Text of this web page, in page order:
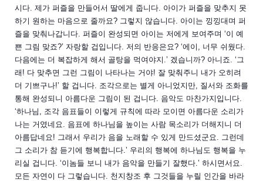
시다. 제가 퍼즐을 만들어서 딸에게 줍니다. 아이가 퍼즐을 맞추지 못
하기 원하는 마음으로 줄까요? 그렇지 않습니다. 아이는 낑낑대며 퍼
즐을 맞춰나갑니다. 퍼즐이 완성되면 아이는 저에게 보여주며 ‘이 예
쁜 그림 맞죠?’ 자랑할 겁입니다. 저의 반응은요? ‘에이, 너무 쉬웠다.
다음에는 더 복잡하게 해서 골탕을 먹여야지.’ 겠습니까? 아니죠. ‘그
래! 다 맞추면 그런 그림이 나타나는 거야! 잘 맞춰주니 내가 오히려
더 기쁘구나!’ 할 겁니다. 조각으로는 별게 아니었지만, 질서와 조화를
통해 완성되니 아름다운 그림이 된 겁니다. 음악도 마찬가지입니다.
‘하나님, 조각 음표들이 이렇게 규칙에 따라 모이면 아름다운 소리가
나는 거였네요. 음표에 하나님을 높이는 사람 목소리가 더해지니 더
아름답네요! 그래서 우리가 음을 노래할 수 있게 만드셨군요. 그런데
그 소리가 참 듣기에 행복합니다.’ 우리의 행복에 하나님도 행복을 누
리실 겁니다. ‘이놈들 보니 내가 음악을 만들기 잘했다.’ 하시면서요.
모든 자연이 다 그렇습니다. 천지창조 후 그것들을 누릴 인간을 바라